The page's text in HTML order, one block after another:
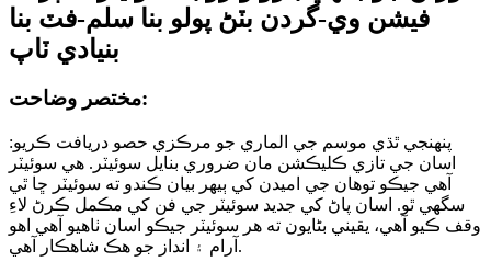
فيشن وي-گردن بٽڻ پولو بنا سلم-فٽ بنا
بنيادي ٽاپ
مختصر وضاحت:
پنهنجي ٿڌي موسم جي الماري جو مرڪزي حصو دريافت ڪريو:
اسان جي تازي ڪليڪشن مان ضروري بنايل سوئيٽر. هي سوئيٽر
آهي جيڪو توهان جي اميدن کي ٻيهر بيان ڪندو ته سوئيٽر ڇا ٿي
سگهي ٿو. اسان پاڻ کي جديد سوئيٽر جي فن کي مڪمل ڪرڻ لاءِ
وقف ڪيو آهي، يقيني بڻايون ته هر سوئيٽر جيڪو اسان ٺاهيو آهي اهو
آرام ۽ انداز جو هڪ شاهڪار آهي.